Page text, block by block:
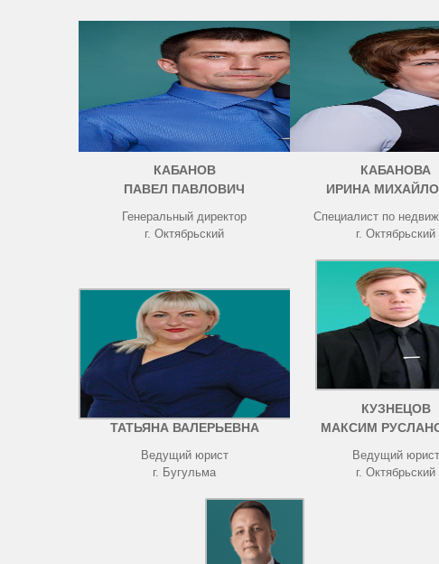
КАБАНОВ
ПАВЕЛ ПАВЛОВИЧ
Генеральный директор
г. Октябрьский
КАБАНОВА
ИРИНА
Специалист по
г. Октябрьский
ЧИСТОВА
ТАТЬЯНА ВАЛЕРЬЕВНА
Ведущий юрист
г. Бугульма
КУЗНЕЦОВ
МАКСИМ
Ведущий юрист
г. Октябрьский